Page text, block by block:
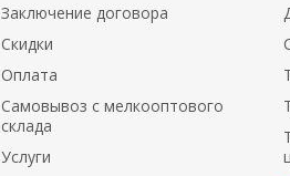
Заключение договора
Скидки
Оплата
Самовывоз с мелкооптового
склада
Услуги